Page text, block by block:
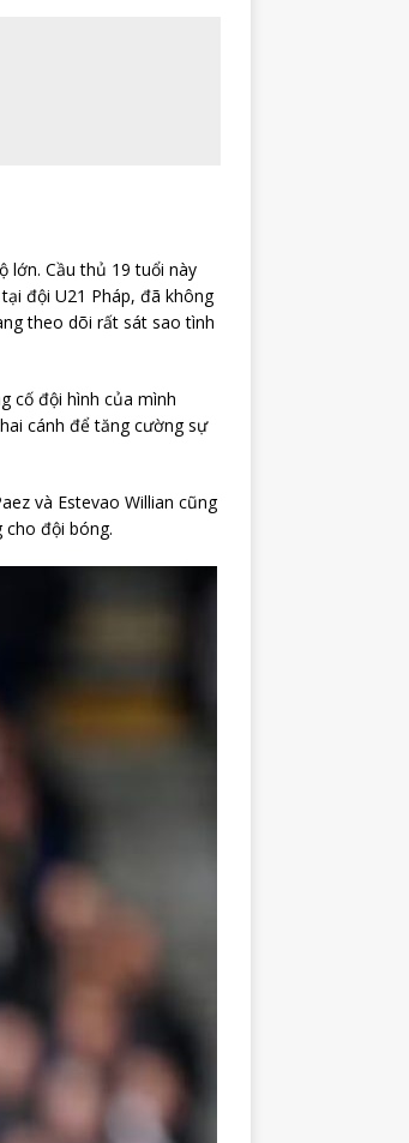
lớn. Cầu thủ 19 tuổi này
đội U21 Pháp, đã không
theo dõi rất sát sao tình
cố đội hình của mình
cánh để tăng cường sự
và Estevao Willian cũng
đội bóng.